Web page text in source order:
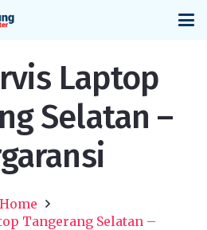
Laptop
Selatan –
Home
Tangerang Selatan –